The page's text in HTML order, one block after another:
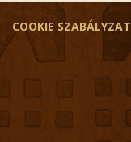
COOKIE SZABÁLYZAT